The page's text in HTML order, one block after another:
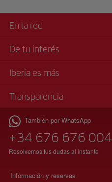
En la red
De tu interés
Iberia es más
Transparencia
También por WhatsApp
+34 676 676 004
Resolvemos tus dudas al instante
Información y reservas